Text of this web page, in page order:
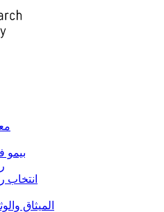
بيمو
انتخاب
الميثاق